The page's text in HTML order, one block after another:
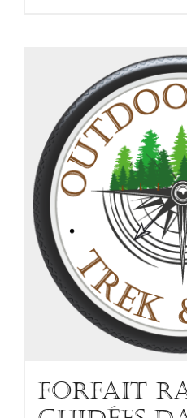
FORFAIT